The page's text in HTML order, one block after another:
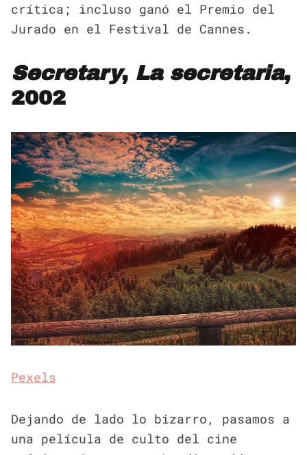
crítica; incluso ganó el Premio del
Jurado en el Festival de Cannes.
Secretary, La secretaria,
2002
Pexels
Dejando de lado lo bizarro, pasamos a
una película de culto del cine